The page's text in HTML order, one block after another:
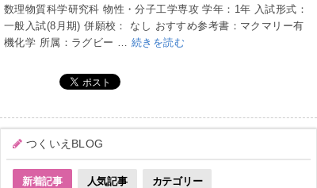
数理物質科学研究科 物性・分子工学専攻 学年：1年 入試形式：
一般入試(8月期) 併願校： なし おすすめ参考書：マクマリー有
機化学 所属：ラグビー … 続きを読む
つくいえBLOG
新着記事 人気記事 カテゴリー